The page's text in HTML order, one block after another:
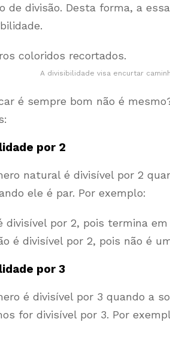
de divisão. Desta forma, a
A divisibilidade visa encurtar
é sempre bom não é
por 2
natural é divisível por 2
ele é par. Por exemplo:
divisível por 2, pois termina em
é divisível por 2, pois não é
por 3
é divisível por 3 quando a
for divisível por 3. Por